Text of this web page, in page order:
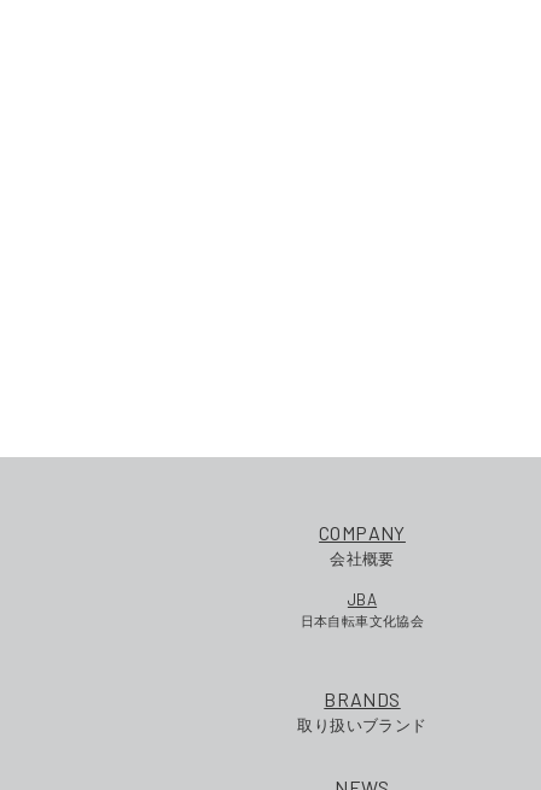
COMPANY
会社概要
JBA
日本自転車文化協会
BRANDS
取り扱いブランド